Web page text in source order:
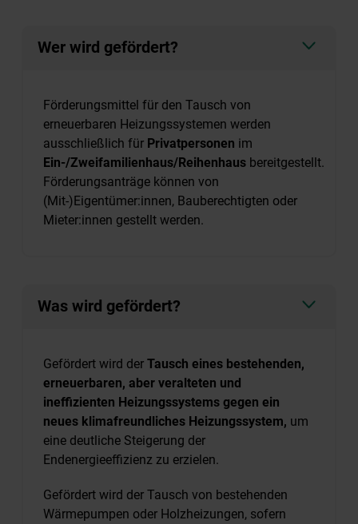
Wer wird gefördert?
Förderungsmittel für den Tausch von
erneuerbaren Heizungssystemen werden
ausschließlich für Privatpersonen im
Ein-/Zweifamilienhaus/Reihenhaus bereitgestellt.
Förderungsanträge können von
(Mit-)Eigentümer:innen, Bauberechtigten oder
Mieter:innen gestellt werden.
Was wird gefördert?
Gefördert wird der Tausch eines bestehenden,
erneuerbaren, aber veralteten und
ineffizienten Heizungssystems gegen ein
neues klimafreundliches Heizungssystem, um
eine deutliche Steigerung der
Endenergieeffizienz zu erzielen.
Gefördert wird der Tausch von bestehenden
Wärmepumpen oder Holzheizungen, sofern